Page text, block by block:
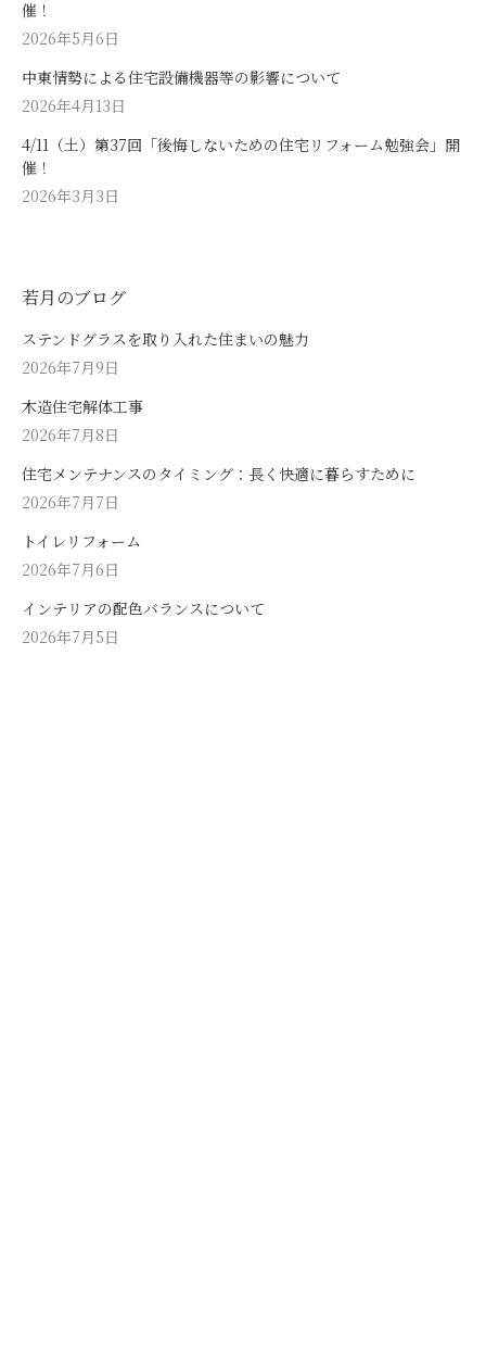
催！
2026年5月6日
中東情勢による住宅設備機器等の影響について
2026年4月13日
4/11（土）第37回「後悔しないための住宅リフォーム勉強会」開
催！
2026年3月3日
若月のブログ
ステンドグラスを取り入れた住まいの魅力
2026年7月9日
木造住宅解体工事
2026年7月8日
住宅メンテナンスのタイミング：長く快適に暮らすために
2026年7月7日
トイレリフォーム
2026年7月6日
インテリアの配色バランスについて
2026年7月5日